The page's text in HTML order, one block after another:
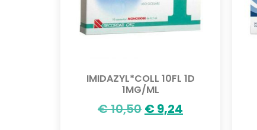
IMIDAZYL*COLL 10FL 1D
1MG/ML
€10,50 €9,24